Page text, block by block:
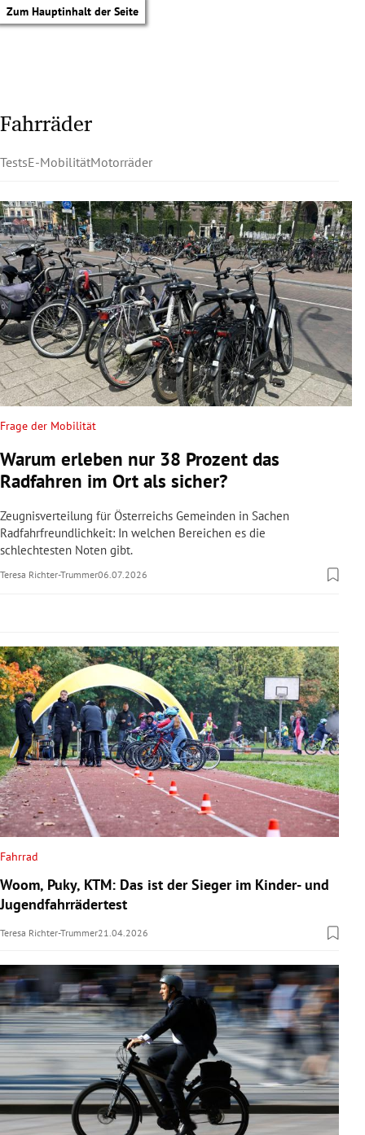
Zum Hauptinhalt der Seite
Untermenü
Untermenü
Untermenü
Untermenü
Untermenü
Untermenü
Untermenü
Untermenü
Fahrräder
TestsE-MobilitätMotorräder
Frage der Mobilität
Warum erleben nur 38 Prozent das
Radfahren im Ort als sicher?
Zeugnisverteilung für Österreichs Gemeinden in Sachen
Radfahrfreundlichkeit: In welchen Bereichen es die
schlechtesten Noten gibt.
Teresa Richter-Trummer06.07.2026
Fahrrad
Woom, Puky, KTM: Das ist der Sieger im Kinder- und
Jugendfahrrädertest
Teresa Richter-Trummer21.04.2026